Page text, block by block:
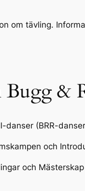
om tävling.
&
danser (BRR-
och
och Mästerskap